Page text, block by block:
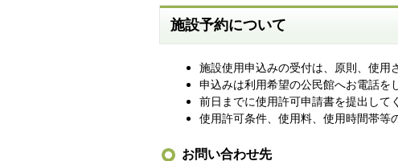
施設予約について
施設使用申込みの受付は、原則、使用
申込みは利用希望の公民館へお電話を
前日までに使用許可申請書を提出して
使用許可条件、使用料、使用時間帯等
お問い合わせ先